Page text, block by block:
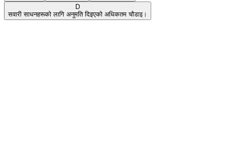
D
सवारी साधनहरूको लागि अनुमति दिइएको अधिकतम चौडाइ।